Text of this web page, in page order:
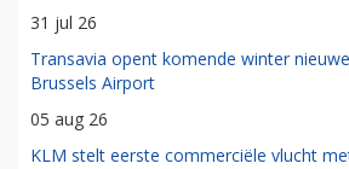
31 jul 26
Transavia opent komende winter
Brussels Airport
05 aug 26
KLM stelt eerste commerciële vlucht